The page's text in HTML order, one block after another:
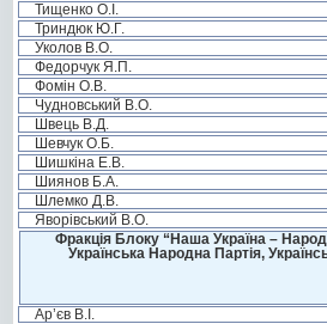
Тищенко О.І.
Триндюк Ю.Г.
Уколов В.О.
Федорчук Я.П.
Фомін О.В.
Чудновський В.О.
Швець В.Д.
Шевчук О.Б.
Шишкіна Е.В.
Шиянов Б.А.
Шлемко Д.В.
Яворівський В.О.
Фракція Блоку “Наша Україна –
Українська Народна Партія,
Ар’єв В.І.